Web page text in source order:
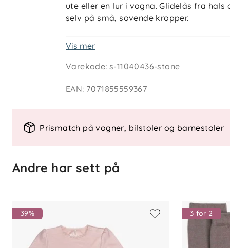
ute eller en lur i vogna. Glidelås fra
selv på små, sovende kropper.
Materiale: 100 % mulesingfri
Sertifiseringer: Økotex 100, class 1
hyppig maskinvask.
Vis mer
Varekode:s-11040436-stone
EAN: 7071855559367
Prismatch på vogner, bilstoler og barnestoler
Andre har sett på
39% 3 for 2